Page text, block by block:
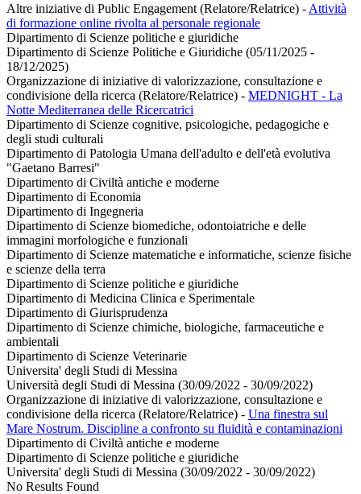
Altre iniziative di Public Engagement (Relatore/Relatrice) - Attività
di formazione online rivolta al personale regionale
Dipartimento di Scienze politiche e giuridiche
Dipartimento di Scienze Politiche e Giuridiche (05/11/2025 -
18/12/2025)
Organizzazione di iniziative di valorizzazione, consultazione e
condivisione della ricerca (Relatore/Relatrice) - MEDNIGHT - La
Notte Mediterranea delle Ricercatrici
Dipartimento di Scienze cognitive, psicologiche, pedagogiche e
degli studi culturali
Dipartimento di Patologia Umana dell'adulto e dell'età evolutiva
"Gaetano Barresi"
Dipartimento di Civiltà antiche e moderne
Dipartimento di Economia
Dipartimento di Ingegneria
Dipartimento di Scienze biomediche, odontoiatriche e delle
immagini morfologiche e funzionali
Dipartimento di Scienze matematiche e informatiche, scienze fisiche
e scienze della terra
Dipartimento di Scienze politiche e giuridiche
Dipartimento di Medicina Clinica e Sperimentale
Dipartimento di Giurisprudenza
Dipartimento di Scienze chimiche, biologiche, farmaceutiche e
ambientali
Dipartimento di Scienze Veterinarie
Universita' degli Studi di Messina
Università degli Studi di Messina (30/09/2022 - 30/09/2022)
Organizzazione di iniziative di valorizzazione, consultazione e
condivisione della ricerca (Relatore/Relatrice) - Una finestra sul
Mare Nostrum. Discipline a confronto su fluidità e contaminazioni
Dipartimento di Civiltà antiche e moderne
Dipartimento di Scienze politiche e giuridiche
Universita' degli Studi di Messina (30/09/2022 - 30/09/2022)
No Results Found